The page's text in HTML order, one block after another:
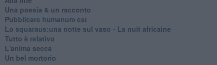
Una poesia & un racconto
Pubblicare humanum est
Lo squaraus:una notte sul vaso - La nuit africaine
Tutto è relativo
L'anima secca
Un bel mortorio